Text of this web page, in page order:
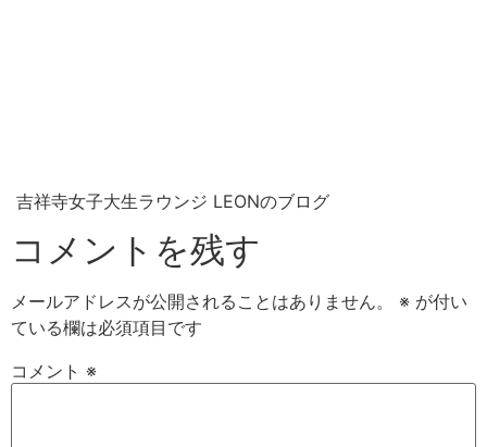
吉祥寺女子大生ラウンジ LEONのブログ
コメントを残す
メールアドレスが公開されることはありません。 ※ が付い
ている欄は必須項目です
コメント ※